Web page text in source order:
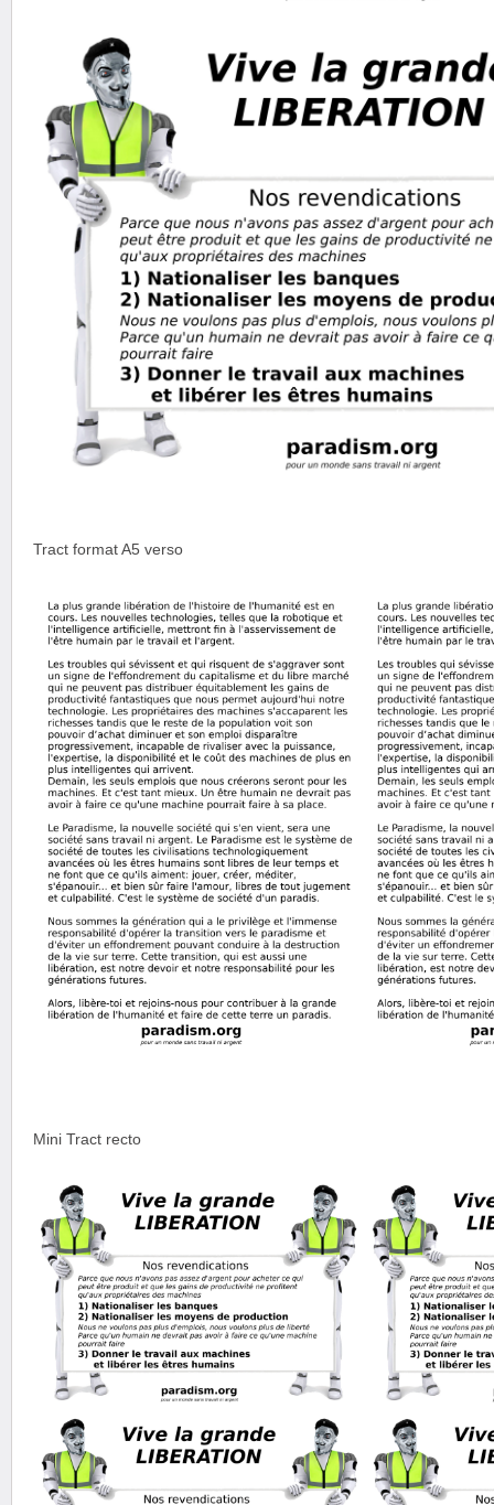
Tract format A5 verso
Mini Tract recto